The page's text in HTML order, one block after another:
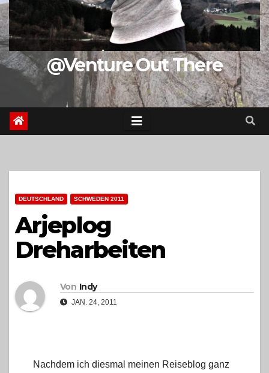
@Venture Out There
DEUTSCHLAND SCHWEDEN 2011
Arjeplog
Dreharbeiten
Von Indy
JAN. 24, 2011
Nachdem ich diesmal meinen Reiseblog ganz